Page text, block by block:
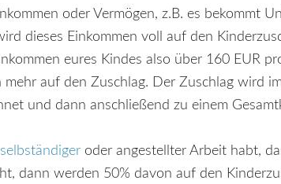
oder Vermögen, z.B. es bekommt
dieses Einkommen voll auf den
eures Kindes also über 160 EUR
mehr auf den Zuschlag. Der Zuschlag wird
und dann anschließend zu einem
selbständiger oder angestellter Arbeit habt,
dann werden 50% davon auf den